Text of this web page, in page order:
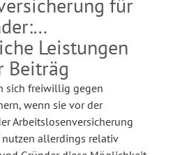
Leistungen
Beiträg
sich freiwillig gegen
wenn sie vor der
Arbeitslosenversicherung
allerdings relativ